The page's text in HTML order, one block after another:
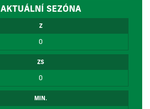
AKTUÁLNÍ SEZÓNA
Z
0
ZS
0
MIN.